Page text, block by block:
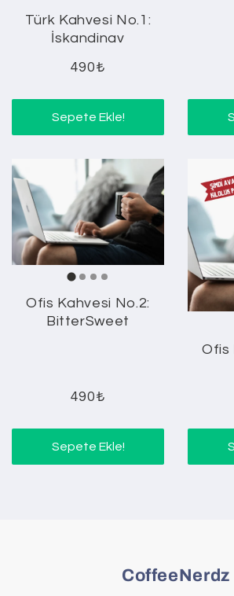
Türk Kahvesi No.1:
İskandinav
490₺
Sepete Ekle!
Ofis Kahvesi No.2:
BitterSweet
490₺
Sepete Ekle!
Ofis
CoffeeNerdz